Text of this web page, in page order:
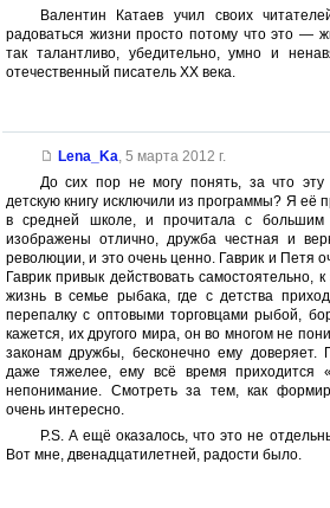
Валентин Катаев учил своих
радоваться жизни просто потому что это —
так талантливо, убедительно, умно и
отечественный писатель ХХ века.
Lena_Ka, 5 марта 2012 г.
До сих пор не могу понять, за что эту
детскую книгу исключили из программы? Я её
в средней школе, и прочитала с большим
изображены отлично, дружба честная и
революции, и это очень ценно. Гаврик и Петя
Гаврик привык действовать самостоятельно,
жизнь в семье рыбака, где с детства
перепалку с оптовыми торговцами рыбой,
кажется, их другого мира, он во многом не
законам дружбы, бесконечно ему доверяет.
даже тяжелее, ему всё время приходится
непонимание. Смотреть за тем, как
очень интересно.
P.S. А ещё оказалось, что это не
Вот мне, двенадцатилетней, радости было.